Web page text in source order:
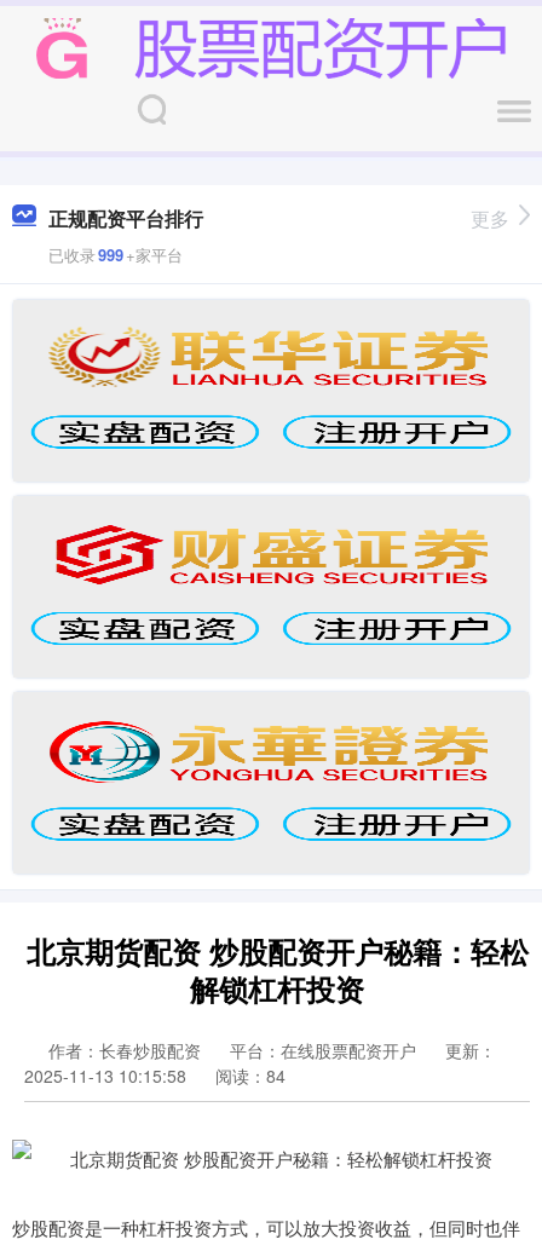
正规配资平台排行
已收录999+家平台
更多
北京期货配资 炒股配资开户秘籍：轻松
解锁杠杆投资
作者：长春炒股配资 平台：在线股票配资开户
更新：
2025-11-13 10:15:58
阅读：84
炒股配资是一种杠杆投资方式，可以放大投资收益，但同时也伴